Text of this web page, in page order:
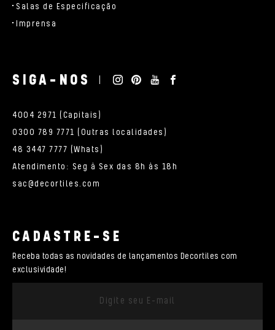
Salas de Especificação
Imprensa
SIGA-NOS
4004 2971 (Capitais)
0300 789 7771 (Outras localidades)
48 3447 7777 (Whats)
Atendimento: Seg à Sex das 8h às 18h
sac@decortiles.com
CADASTRE-SE
Receba todas as novidades de lançamentos Decortiles com
exclusividade!